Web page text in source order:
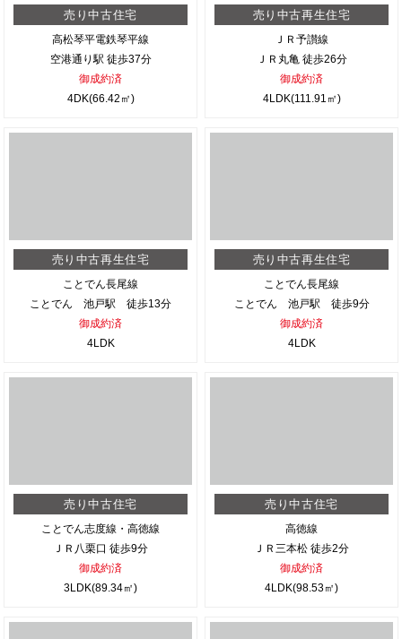
売り中古住宅
高松琴平電鉄琴平線
空港通り駅 徒歩37分
御成約済
4DK(66.42㎡)
売り中古再生住宅
ＪＲ予讃線
ＪＲ丸亀 徒歩26分
御成約済
4LDK(111.91㎡)
売り中古再生住宅
ことでん長尾線
ことでん 池戸駅 徒歩13分
御成約済
4LDK
売り中古再生住宅
ことでん長尾線
ことでん 池戸駅 徒歩9分
御成約済
4LDK
売り中古住宅
ことでん志度線・高徳線
ＪＲ八栗口 徒歩9分
御成約済
3LDK(89.34㎡)
売り中古住宅
高徳線
ＪＲ三本松 徒歩2分
御成約済
4LDK(98.53㎡)